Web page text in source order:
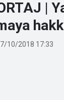
|
10/2018 17:33